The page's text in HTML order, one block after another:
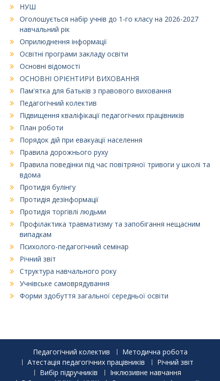
НУШ
Оголошується набір учнів до 1-го класу на 2026-2027
навчальний рік
Оприлюднення інформації
Освітні програми закладу освіти
Основні відомості
ОСНОВНІ ОРІЄНТИРИ ВИХОВАННЯ
Пам'ятка для батьків з правового виховання
Педагогічний колектив
Підвищення кваліфікації педагогічних працівників
План роботи
Порядок дій при евакуації населення
Правила дорожнього руху
Правила поведінки під час повітряної тривоги у школі та
вдома
Протидія булінгу
Протидія дезінформації
Протидія торгівлі людьми
Профілактика травматизму та запобігання нещасним
випадкам
Психолого-педагогічний семінар
Річний звіт
Структура навчального року
Учнівське самоврядування
Форми здобуття загальної середньої освіти
Педагогічний колектив
Методична робота
Атестація педагогічних працівників
Річний звіт
Вибір підручників
Інклюзивне навчання